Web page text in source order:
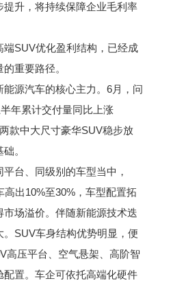
升，将持续保障企业毛利率
端SUV优化盈利结构，已经成
重要路径。
能源汽车的核心主力。6月，问
年累计交付量同比上涨
款中大尺寸豪华SUV稳步放
。
台、同级别的车型当中，
出10%至30%，车型配置拓
场溢价。伴随新能源技术迭
SUV车身结构优势明显，便
高压平台、空气悬架、高阶智
置。车企可依托高端化硬件